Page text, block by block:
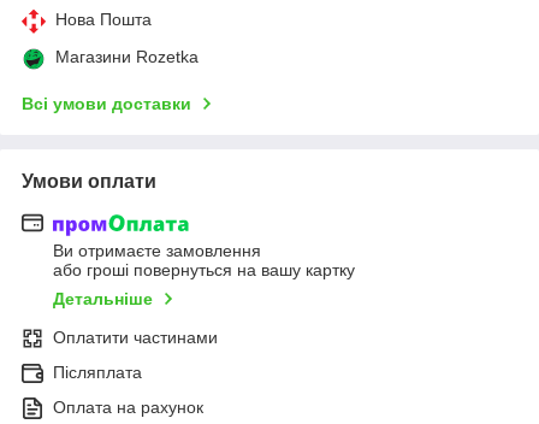
Нова Пошта
Магазини Rozetka
Всі умови доставки
Умови оплати
Ви отримаєте замовлення
або гроші повернуться на вашу картку
Детальніше
Оплатити частинами
Післяплата
Оплата на рахунок